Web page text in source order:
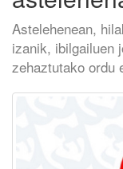
Astelehenean,
izanik, ibilgailuen
zehaztutako ordu